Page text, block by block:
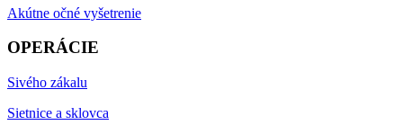
Akútne očné vyšetrenie
OPERÁCIE
Sivého zákalu
Sietnice a sklovca